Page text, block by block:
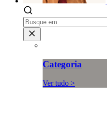
Categoria
Ver tudo >